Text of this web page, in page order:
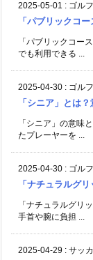
2025-05-01 : ゴル
「パブリックコ
「パブリックコー
でも利用できる ...
2025-04-30 : ゴル
「シニア」とは
「シニア」の意味
たプレーヤーを ...
2025-04-30 : ゴル
「ナチュラルグ
「ナチュラルグリ
手首や腕に負担 ...
2025-04-29 : サッ